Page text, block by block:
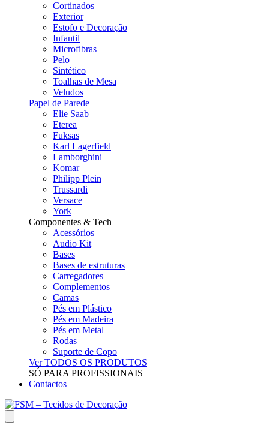
Cortinados
Exterior
Estofo e Decoração
Infantil
Microfibras
Pelo
Sintético
Toalhas de Mesa
Veludos
Papel de Parede
Elie Saab
Eterea
Fuksas
Karl Lagerfield
Lamborghini
Komar
Philipp Plein
Trussardi
Versace
York
Componentes & Tech
Acessórios
Audio Kit
Bases
Bases de estruturas
Carregadores
Complementos
Camas
Pés em Plástico
Pés em Madeira
Pés em Metal
Rodas
Suporte de Copo
Ver TODOS OS PRODUTOS
SÓ PARA PROFISSIONAIS
Contactos